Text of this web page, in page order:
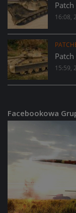
16:08,
15:59,
Facebookowa